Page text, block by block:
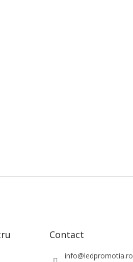
Contact
info@ledpromotia.ro